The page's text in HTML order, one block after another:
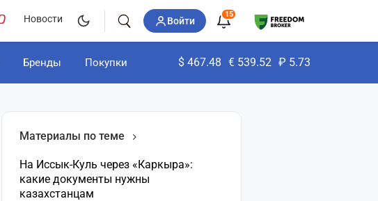
Новости Войти
15
Бренды Покупки $ 467.48 € 539.52 ₽ 5.73
Материалы по теме
На Иссык-Куль через «Каркыра»:
какие документы нужны
казахстанцам